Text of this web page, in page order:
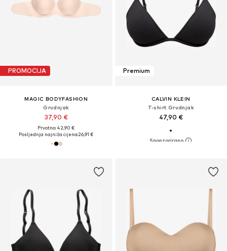
PROMOCIJA
MAGIC BODYFASHION
Grudnjak
37,90 €
Prvotno: 42,90 €
Posljednja najniža cijena:26,91 €
Premium
CALVIN KLEIN
T-shirt Grudnjak
47,90 €